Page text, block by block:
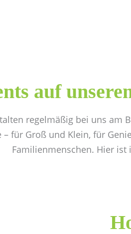
auf
regelmäßig bei uns am
– für Groß und Klein, für
Familienmenschen. Hier ist